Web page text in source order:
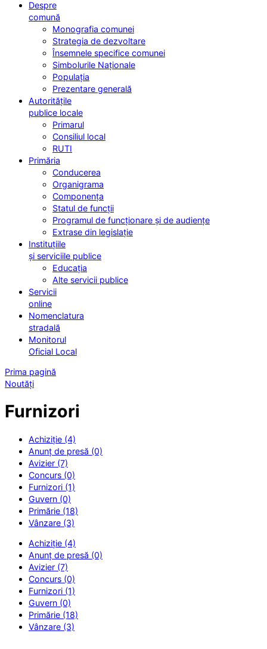
Despre
comună
Monografia comunei
Strategia de dezvoltare
Însemnele specifice comunei
Simbolurile Naționale
Populația
Prezentare generală
Autoritățile
publice locale
Primarul
Consiliul local
RUTI
Primăria
Conducerea
Organigrama
Componența
Statul de funcții
Programul de funcționare și de audiențe
Extrase din legislație
Instituțiile
și serviciile publice
Educația
Alte servicii publice
Servicii
online
Nomenclatura
stradală
Monitorul
Oficial Local
Prima pagină
Noutăți
Furnizori
Achiziție (4)
Anunț de presă (0)
Avizier (7)
Concurs (0)
Furnizori (1)
Guvern (0)
Primărie (18)
Vânzare (3)
Achiziție (4)
Anunț de presă (0)
Avizier (7)
Concurs (0)
Furnizori (1)
Guvern (0)
Primărie (18)
Vânzare (3)